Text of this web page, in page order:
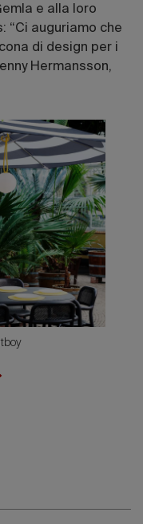
e alla loro
“Ci auguriamo che
di design per i
Hermansson,